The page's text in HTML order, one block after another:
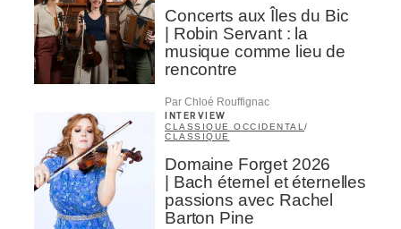
Concerts aux Îles du Bic
| Robin Servant : la
musique comme lieu de
rencontre
Par Chloé Rouffignac
INTERVIEW
CLASSIQUE OCCIDENTAL/
CLASSIQUE
Domaine Forget 2026
| Bach éternel et éternelles
passions avec Rachel
Barton Pine